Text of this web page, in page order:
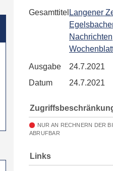
Gesamttitel Langener
Ausgabe
24.7.2021
Datum
24.7.2021
NUR AN RECHNERN DER
ABRUFBAR
Links